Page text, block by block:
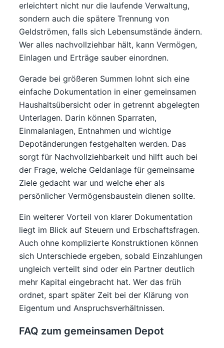
erleichtert nicht nur die laufende Verwaltung,
sondern auch die spätere Trennung von
Geldströmen, falls sich Lebensumstände ändern.
Wer alles nachvollziehbar hält, kann Vermögen,
Einlagen und Erträge sauber einordnen.
Gerade bei größeren Summen lohnt sich eine
einfache Dokumentation in einer gemeinsamen
Haushaltsübersicht oder in getrennt abgelegten
Unterlagen. Darin können Sparraten,
Einmalanlagen, Entnahmen und wichtige
Depotänderungen festgehalten werden. Das
sorgt für Nachvollziehbarkeit und hilft auch bei
der Frage, welche Geldanlage für gemeinsame
Ziele gedacht war und welche eher als
persönlicher Vermögensbaustein dienen sollte.
Ein weiterer Vorteil von klarer Dokumentation
liegt im Blick auf Steuern und Erbschaftsfragen.
Auch ohne komplizierte Konstruktionen können
sich Unterschiede ergeben, sobald Einzahlungen
ungleich verteilt sind oder ein Partner deutlich
mehr Kapital eingebracht hat. Wer das früh
ordnet, spart später Zeit bei der Klärung von
Eigentum und Anspruchsverhältnissen.
FAQ zum gemeinsamen Depot